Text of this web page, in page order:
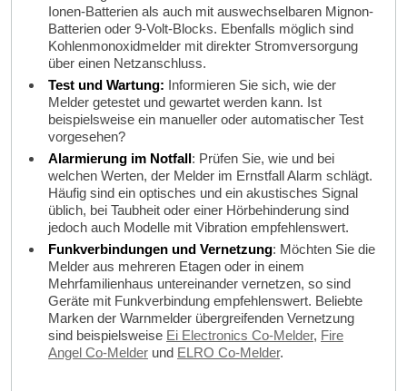
Ionen-Batterien als auch mit auswechselbaren Mignon-
Batterien oder 9-Volt-Blocks. Ebenfalls möglich sind
Kohlenmonoxidmelder mit direkter Stromversorgung
über einen Netzanschluss.
Test und Wartung: Informieren Sie sich, wie der
Melder getestet und gewartet werden kann. Ist
beispielsweise ein manueller oder automatischer Test
vorgesehen?
Alarmierung im Notfall: Prüfen Sie, wie und bei
welchen Werten, der Melder im Ernstfall Alarm schlägt.
Häufig sind ein optisches und ein akustisches Signal
üblich, bei Taubheit oder einer Hörbehinderung sind
jedoch auch Modelle mit Vibration empfehlenswert.
Funkverbindungen und Vernetzung: Möchten Sie die
Melder aus mehreren Etagen oder in einem
Mehrfamilienhaus untereinander vernetzen, so sind
Geräte mit Funkverbindung empfehlenswert. Beliebte
Marken der Warnmelder übergreifenden Vernetzung
sind beispielsweise Ei Electronics Co-Melder, Fire
Angel Co-Melder und ELRO Co-Melder.